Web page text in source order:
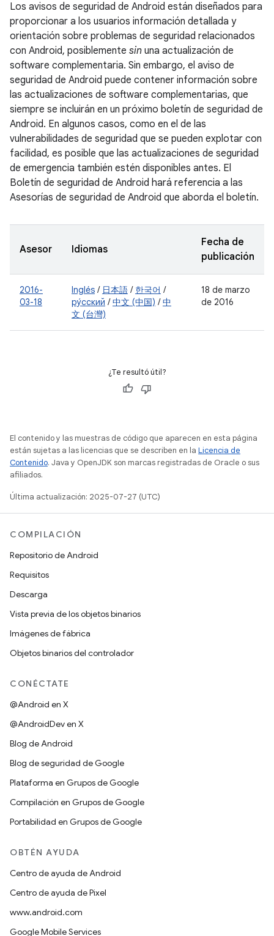
Los avisos de seguridad de Android están diseñados para
proporcionar a los usuarios información detallada y
orientación sobre problemas de seguridad relacionados
con Android, posiblemente sin una actualización de
software complementaria. Sin embargo, el aviso de
seguridad de Android puede contener información sobre
las actualizaciones de software complementarias, que
siempre se incluirán en un próximo boletín de seguridad de
Android. En algunos casos, como en el de las
vulnerabilidades de seguridad que se pueden explotar con
facilidad, es posible que las actualizaciones de seguridad
de emergencia también estén disponibles antes. El
Boletín de seguridad de Android hará referencia a las
Asesorías de seguridad de Android que aborda el boletín.
Asesor Idiomas
Fecha de
publicación
2016-
03-18
Inglés / 日本語 / 한국어 /
ру́сский /中文 (中国) /中
文 (台灣)
18 de marzo
de 2016
¿Te resultó útil?
El contenido y las muestras de código que aparecen en esta página
están sujetas a las licencias que se describen en la Licencia de
Contenido. Java y OpenJDK son marcas registradas de Oracle o sus
afiliados.
Última actualización: 2025-07-27 (UTC)
COMPILACIÓN
Repositorio de Android
Requisitos
Descarga
Vista previa de los objetos binarios
Imágenes de fábrica
Objetos binarios del controlador
CONÉCTATE
@Android en X
@AndroidDev en X
Blog de Android
Blog de seguridad de Google
Plataforma en Grupos de Google
Compilación en Grupos de Google
Portabilidad en Grupos de Google
OBTÉN AYUDA
Centro de ayuda de Android
Centro de ayuda de Pixel
www.android.com
Google Mobile Services